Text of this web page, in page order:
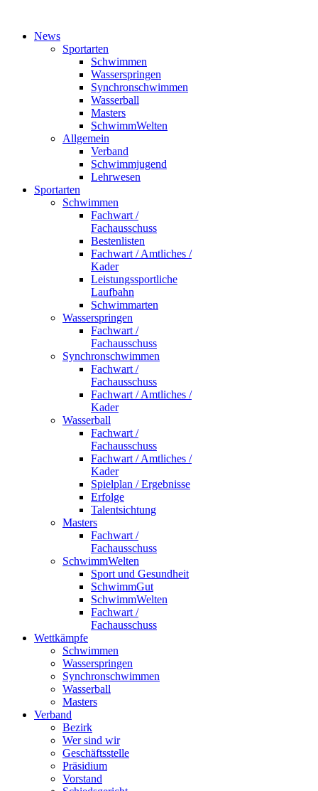
News
Sportarten
Schwimmen
Wasserspringen
Synchronschwimmen
Wasserball
Masters
SchwimmWelten
Allgemein
Verband
Schwimmjugend
Lehrwesen
Sportarten
Schwimmen
Fachwart /
Fachausschuss
Bestenlisten
Fachwart / Amtliches /
Kader
Leistungssportliche
Laufbahn
Schwimmarten
Wasserspringen
Fachwart /
Fachausschuss
Synchronschwimmen
Fachwart /
Fachausschuss
Fachwart / Amtliches /
Kader
Wasserball
Fachwart /
Fachausschuss
Fachwart / Amtliches /
Kader
Spielplan / Ergebnisse
Erfolge
Talentsichtung
Masters
Fachwart /
Fachausschuss
SchwimmWelten
Sport und Gesundheit
SchwimmGut
SchwimmWelten
Fachwart /
Fachausschuss
Wettkämpfe
Schwimmen
Wasserspringen
Synchronschwimmen
Wasserball
Masters
Verband
Bezirk
Wer sind wir
Geschäftsstelle
Präsidium
Vorstand